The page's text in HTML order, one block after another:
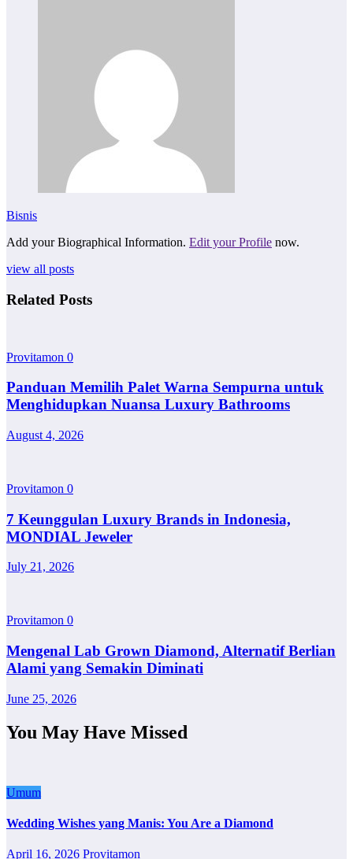
Bisnis
Add your Biographical Information. Edit your Profile now.
view all posts
Related Posts
Provitamon 0
Panduan Memilih Palet Warna Sempurna untuk
Menghidupkan Nuansa Luxury Bathrooms
August 4, 2026
Provitamon 0
7 Keunggulan Luxury Brands in Indonesia,
MONDIAL Jeweler
July 21, 2026
Provitamon 0
Mengenal Lab Grown Diamond, Alternatif Berlian
Alami yang Semakin Diminati
June 25, 2026
You May Have Missed
Umum
Wedding Wishes yang Manis: You Are a Diamond
April 16, 2026 Provitamon